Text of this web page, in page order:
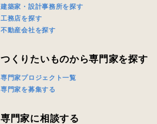
建築家・設計事務所を探す
工務店を探す
不動産会社を探す
つくりたいものから専門家を探す
専門家プロジェクト一覧
専門家を募集する
専門家に相談する